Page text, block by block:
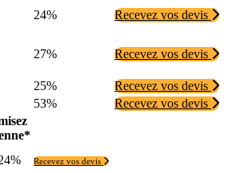
24%
Recevez vos devis
27% Recevez vos devis
25%
Recevez vos devis
53%
Recevez vos devis
Recevez vos devis